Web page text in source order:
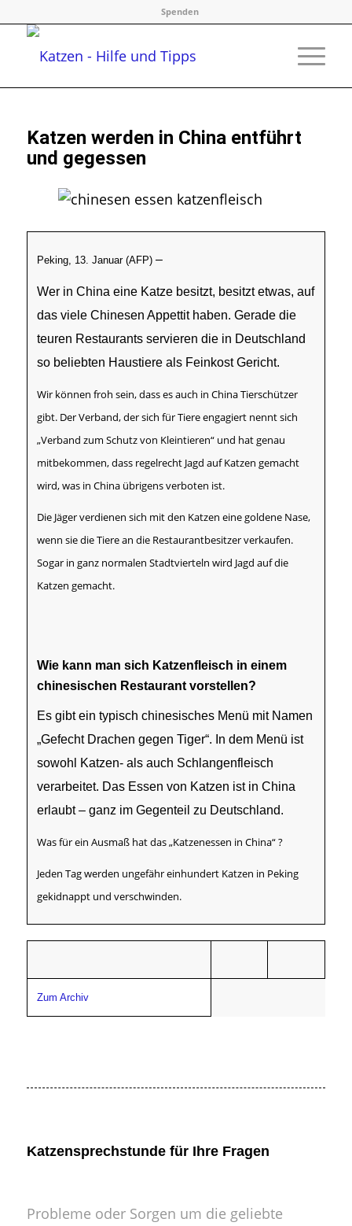
Spenden
Katzen werden in China entführt
und gegessen
Peking, 13. Januar (AFP)–
Wer in China eine Katze besitzt, besitzt etwas, auf
das viele Chinesen Appettit haben. Gerade die
teuren Restaurants servieren die in Deutschland
so beliebten Haustiere als Feinkost Gericht.
Wir können froh sein, dass es auch in China Tierschützer
gibt. Der Verband, der sich für Tiere engagiert nennt sich
„Verband zum Schutz von Kleintieren“ und hat genau
mitbekommen, dass regelrecht Jagd auf Katzen gemacht
wird, was in China übrigens verboten ist.
Die Jäger verdienen sich mit den Katzen eine goldene Nase,
wenn sie die Tiere an die Restaurantbesitzer verkaufen.
Sogar in ganz normalen Stadtvierteln wird Jagd auf die
Katzen gemacht.
Wie kann man sich Katzenfleisch in einem
chinesischen Restaurant vorstellen?
Es gibt ein typisch chinesisches Menü mit Namen
„Gefecht Drachen gegen Tiger“. In dem Menü ist
sowohl Katzen- als auch Schlangenfleisch
verarbeitet. Das Essen von Katzen ist in China
erlaubt – ganz im Gegenteil zu Deutschland.
Was für ein Ausmaß hat das „Katzenessen in China“ ?
Jeden Tag werden ungefähr einhundert Katzen in Peking
gekidnappt und verschwinden.
Zum Archiv
Katzensprechstunde für Ihre Fragen
Probleme oder Sorgen um die geliebte